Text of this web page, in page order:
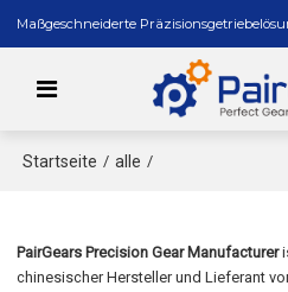
Maßgeschneiderte
Startseite / alle /
PairGears Precision Gear Manufacturer
chinesischer Hersteller und Lieferant